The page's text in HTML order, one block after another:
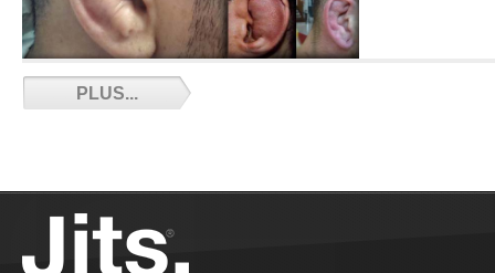
BJJ Corner - Episode 7 - 10/26/2018
Septième épisode du BJJ Corner....
Règlement IBJJF en français - 10/23/2018
PLUS...